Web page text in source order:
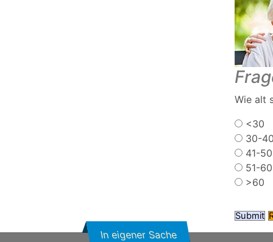
Wie alt
<30
30-
41-50
51-60
>60
In eigener Sache